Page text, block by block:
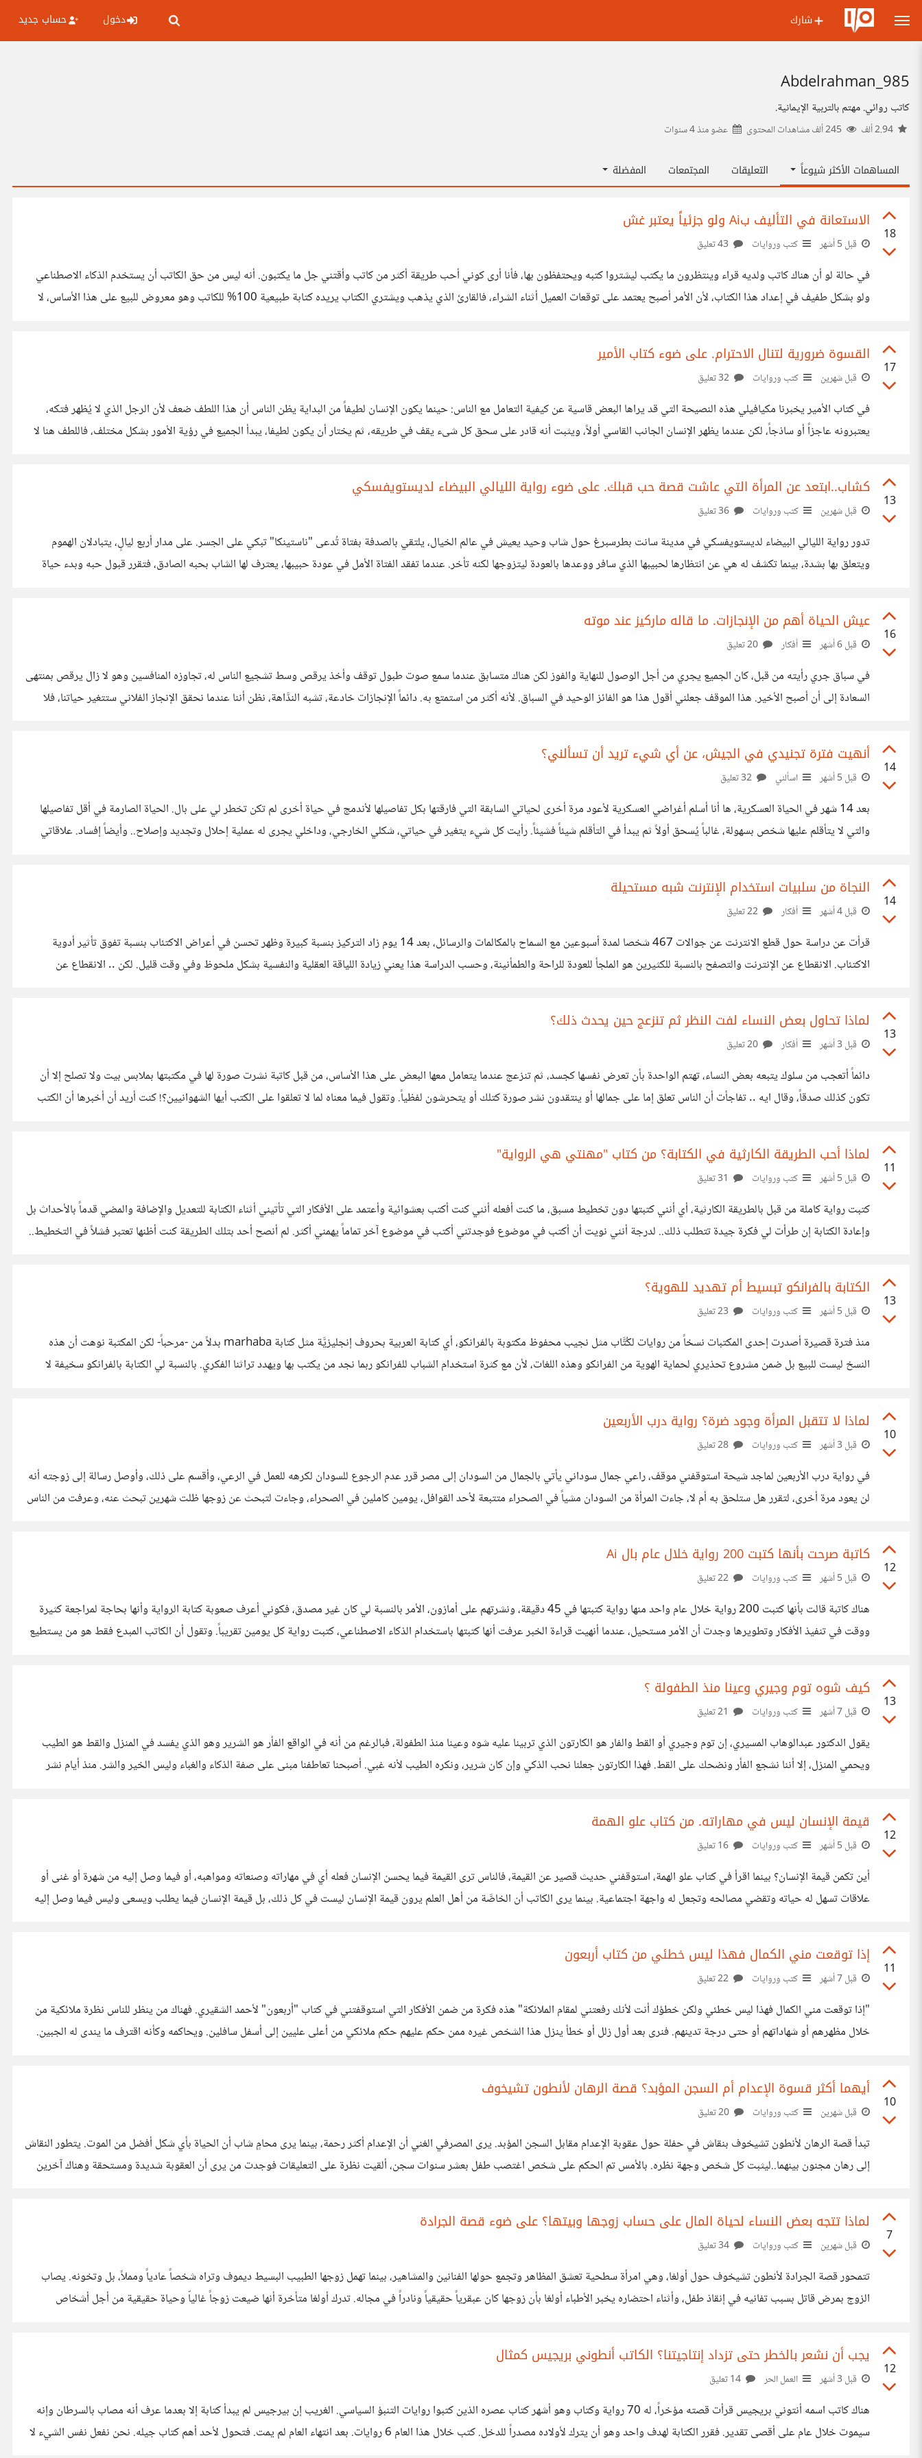
شارك دخول حساب جديد
Abdelrahman_985
كاتب روائي. مهتم بالتربية الإيمانية.
عضو منذ4 سنوات
المساهمات الأكثر شيوعاً التعليقات المجتمعات المفضلة
18
الاستعانة في التأليف بAi ولو جزئياً يعتبر غش
قبل 5 أشهر كتب وروايات
في حالة لو أن هناك كاتب ولديه قراء وينتظرون ما يكتب ليشتروا كتبه ويحتفظون بها، فأنا أرى كوني أحب طريقة أكثر من كاتب وأقتني جل ما يكتبون. أنه ليس من حق الكاتب أن يستخدم الذكاء الاصطناعي
ولو بشكل طفيف في إعداد هذا الكتاب، لأن الأمر أصبح يعتمد على توقعات العميل أثناء الشراء، فالقارئ الذي يذهب ويشتري الكتاب يريده كتابة طبيعية 100% للكاتب وهو معروض للبيع على هذا الأساس، لا
17
القسوة ضرورية لتنال الاحترام. على ضوء كتاب الأمير
قبل شهرين كتب وروايات
في كتاب الأمير يخبرنا مكيافيلي هذه النصيحة التي قد يراها البعض قاسية عن كيفية التعامل مع الناس: حينما يكون الإنسان لطيفاً من البداية يظن الناس أن هذا اللطف ضعف لأن الرجل الذي لا يُظهر فتكه،
يعتبرونه عاجزاً أو ساذجاً، لكن عندما يظهر الإنسان الجانب القاسي أولاً، ويثبت أنه قادر على سحق كل شىء يقف في طريقه، ثم يختار أن يكون لطيفا، يبدأ الجميع في رؤية الأمور بشكل مختلف، فاللطف هنا لا
13
كشاب..ابتعد عن المرأة التي عاشت قصة حب قبلك. على ضوء رواية الليالي البيضاء لديستويفسكي
قبل شهرين كتب وروايات
تدور رواية الليالي البيضاء لديستويفسكي في مدينة سانت بطرسبرغ حول شاب وحيد يعيش في عالم الخيال، يلتقي بالصدفة بفتاة تُدعى "ناستينكا" تبكي على الجسر. على مدار أربع ليالٍ، يتبادلان الهموم
ويتعلق بها بشدة، بينما تكشف له هي عن انتظارها لحبيبها الذي سافر ووعدها بالعودة ليتزوجها لكنه تأخر. عندما تفقد الفتاة الأمل في عودة حبيبها، يعترف لها الشاب بحبه الصادق، فتقرر قبول حبه وبدء حياة
16
عيش الحياة أهم من الإنجازات. ما قاله ماركيز عند موته
قبل 6 أشهر أفكار
في سباق جري رأيته من قبل، كان الجميع يجري من أجل الوصول للنهاية والفوز لكن هناك متسابق عندما سمع صوت طبول توقف وأخذ يرقص وسط تشجيع الناس له، تجاوزه المنافسين وهو لا زال يرقص بمنتهى
السعادة إلى أن أصبح الأخير. هذا الموقف جعلني أقول هذا هو الفائز الوحيد في السباق. لأنه أكثر من استمتع به. دائماً الإنجازات خادعة، تشبه الندَّاهة، نظن أننا عندما نحقق الإنجاز الفلاني ستتغير حياتنا، فلا
14
أنهيت فترة تجنيدي في الجيش، عن أي شيء تريد أن تسألني؟
قبل 5 أشهر اسألني
بعد 14 شهر في الحياة العسكرية، ها أنا أسلم أغراضي العسكرية لأعود مرة أخرى لحياتي السابقة التي فارقتها بكل تفاصيلها لأندمج في حياة أخرى لم تكن تخطر لي على بال. الحياة الصارمة في أقل تفاصيلها
والتي لا يتأقلم عليها شخص بسهولة، غالباً يُسحق أولاً ثم يبدأ في التأقلم شيئاً فشيئاً. رأيت كل شيء يتغير في حياتي، شكلي الخارجي، وداخلي يجرى له عملية إحلال وتجديد وإصلاح.. وأيضاً إفساد. علاقاتي
14
النجاة من سلبيات استخدام الإنترنت شبه مستحيلة
قبل 4 أشهر أفكار
قرأت عن دراسة حول قطع الانترنت عن جوالات 467 شخصا لمدة أسبوعين مع السماح بالمكالمات والرسائل، بعد 14 يوم زاد التركيز بنسبة كبيرة وظهر تحسن في أعراض الاكتئاب بنسبة تفوق تأثير أدوية
الاكتئاب. الانقطاع عن الإنترنت والتصفح بالنسبة للكثيرين هو الملجأ للعودة للراحة والطمأنينة، وحسب الدراسة هذا يعني زيادة اللياقة العقلية والنفسية بشكل ملحوظ وفي وقت قليل. لكن .. الانقطاع عن
13
لماذا تحاول بعض النساء لفت النظر ثم تنزعج حين يحدث ذلك؟
قبل 3 أشهر أفكار
دائماً أتعجب من سلوك يتبعه بعض النساء، تهتم الواحدة بأن تعرض نفسها كجسد، ثم تنزعج عندما يتعامل معها البعض على هذا الأساس، من قبل كاتبة نشرت صورة لها في مكتبتها بملابس بيت ولا تصلح إلا أن
تكون كذلك صدقاً، وقال ايه .. تفاجأت أن الناس تعلق إما على جمالها أو ينتقدون نشر صورة كتلك أو يتحرشون لفظياً. وتقول فيما معناه لما لا تعلقوا على الكتب أيها الشهوانيين؟! كنت أريد أن أخبرها أن الكتب
11
لماذا أحب الطريقة الكارثية في الكتابة؟ من كتاب "مهنتي هي الرواية"
قبل 5 أشهر كتب وروايات
كتبت رواية كاملة من قبل بالطريقة الكارثية، أي أنني كتبتها دون تخطيط مسبق، ما كنت أفعله أنني كنت أكتب بعشوائية وأعتمد على الأفكار التي تأتيني أثناء الكتابة للتعديل والإضافة والمضي قدماً بالأحداث بل
وإعادة الكتابة إن طرأت لي فكرة جيدة تتطلب ذلك.. لدرجة أنني نويت أن أكتب في موضوع فوجدتني أكتب في موضوع آخر تماماً يهمني أكثر. لم أنصح أحد بتلك الطريقة كنت أظنها تعتبر فشلاً في التخطيط..
13
الكتابة بالفرانكو تبسيط أم تهديد للهوية؟
قبل 5 أشهر كتب وروايات
منذ فترة قصيرة أصدرت إحدى المكتبات نسخاً من روايات لكُتَّاب مثل نجيب محفوظ مكتوبة بالفرانكو، أي كتابة العربية بحروف إنجليزيَّة مثل كتابة marhaba بدلاً من -مرحباً- لكن المكتبة نوهت أن هذه
النسخ ليست للبيع بل ضمن مشروع تحذيري لحماية الهوية من الفرانكو وهذه اللغات، لأن مع كثرة استخدام الشباب للفرانكو ربما نجد من يكتب بها ويهدد تراثنا الفكري. بالنسبة لي الكتابة بالفرانكو سخيفة لا
10
لماذا لا تتقبل المرأة وجود ضرة؟ رواية درب الأربعين
قبل 3 أشهر كتب وروايات
في رواية درب الأربعين لماجد شيحة استوقفني موقف، راعي جمال سوداني يأتي بالجمال من السودان إلى مصر قرر عدم الرجوع للسودان لكرهه للعمل في الرعي، وأقسم على ذلك، وأوصل رسالة إلى زوجته أنه
لن يعود مرة أخرى، لتقرر هل ستلحق به أم لا، جاءت المرأة من السودان مشياً في الصحراء متتبعة لأحد القوافل، يومين كاملين في الصحراء، وجاءت لتبحث عن زوجها ظلت شهرين تبحث عنه، وعرفت من الناس
12
كاتبة صرحت بأنها كتبت 200 رواية خلال عام بال Ai
قبل 5 أشهر كتب وروايات
هناك كاتبة قالت بأنها كتبت 200 رواية خلال عام واحد منها رواية كتبتها في 45 دقيقة، ونشرتهم على أمازون، الأمر بالنسبة لي كان غير مصدق، فكوني أعرف صعوبة كتابة الرواية وأنها بحاجة لمراجعة كثيرة
ووقت في تنفيذ الأفكار وتطويرها وجدت أن الأمر مستحيل، عندما أنهيت قراءة الخبر عرفت أنها كتبتها باستخدام الذكاء الاصطناعي، كتبت رواية كل يومين تقريباً. وتقول أن الكاتب المبدع فقط هو من يستطيع
13
كيف شوه توم وجيري وعينا منذ الطفولة ؟
قبل 7 أشهر كتب وروايات
يقول الدكتور عبدالوهاب المسيري، إن توم وجيري أو القط والفار هو الكارتون الذي تربينا عليه شوه وعينا منذ الطفولة، فبالرغم من أنه في الواقع الفأر هو الشرير وهو الذي يفسد في المنزل والقط هو الطيب
ويحمي المنزل، إلا أننا نشجع الفأر ونضحك على القط. فهذا الكارتون جعلنا نحب الذكي وإن كان شرير، ونكره الطيب لأنه غبي. أصبحنا تعاطفنا مبنى على صفة الذكاء والغباء وليس الخير والشر. منذ أيام نشر
12
قيمة الإنسان ليس في مهاراته. من كتاب علو الهمة
قبل 5 أشهر كتب وروايات
أين تكمن قيمة الإنسان؟ بينما اقرأ في كتاب علو الهمة، استوقفني حديث قصير عن القيمة، فالناس ترى القيمة فيما يحسن الإنسان فعله أي في مهاراته وصنعاته ومواهبه، أو فيما وصل إليه من شهرة أو غنى أو
علاقات تسهل له حياته وتقضي مصالحه وتجعل له واجهة اجتماعية. بينما يرى الكاتب أن الخاصَّة من أهل العلم يرون قيمة الإنسان ليست في كل ذلك، بل قيمة الإنسان فيما يطلب ويسعى وليس فيما وصل إليه
11
إذا توقعت مني الكمال فهذا ليس خطئي من كتاب أربعون
قبل 7 أشهر كتب وروايات
"إذا توقعت مني الكمال فهذا ليس خطئي ولكن خطؤك أنت لأنك رفعتني لمقام الملائكة" هذه فكرة من ضمن الأفكار التي استوقفتني في كتاب "أربعون" لأحمد الشقيري. فهناك من ينظر للناس نظرة ملائكية من
خلال مظهرهم أو شهاداتهم أو حتى درجة تدينهم. فنرى بعد أول زلل أو خطأ ينزل هذا الشخص غيره ممن حكم عليهم حكم ملائكي من أعلى عليين إلى أسفل سافلين. ويحاكمه وكأنه اقترف ما يندى له الجبين.
10
أيهما أكثر قسوة الإعدام أم السجن المؤبد؟ قصة الرهان لأنطون تشيخوف
قبل شهرين كتب وروايات
تبدأ قصة الرهان لأنطون تشيخوف بنقاش في حفلة حول عقوبة الإعدام مقابل السجن المؤبد. يرى المصرفي الغني أن الإعدام أكثر رحمة، بينما يرى محامٍ شاب أن الحياة بأي شكل أفضل من الموت. يتطور النقاش
إلى رهان مجنون بينهما..ليثبت كل شخص وجهة نظره. بالأمس تم الحكم على شخص اغتصب طفل بعشر سنوات سجن، ألقيت نظرة على التعليقات فوجدت من يرى أن العقوبة شديدة ومستحقة وهناك آخرين
7
لماذا تتجه بعض النساء لحياة المال على حساب زوجها وبيتها؟ على ضوء قصة الجرادة
قبل شهرين كتب وروايات
تتمحور قصة الجرادة لأنطون تشيخوف حول أولغا، وهي امرأة سطحية تعشق المظاهر وتجمع حولها الفنانين والمشاهير، بينما تهمل زوجها الطبيب البسيط ديموف وتراه شخصاً عادياً ومملاً، بل وتخونه. يصاب
الزوج بمرض قاتل بسبب تفانيه في إنقاذ طفل، وأثناء احتضاره يخبر الأطباء أولغا بأن زوجها كان عبقرياً حقيقياً ونادراً في مجاله. تدرك أولغا متأخرة أنها ضيعت زوجاً غالياّ وحياة حقيقية من أجل أشخاص
12
يجب أن نشعر بالخطر حتى تزداد إنتاجيتنا؟ الكاتب أنطوني بريجيس كمثال
قبل 3 أشهر العمل الحر
هناك كاتب اسمه أنتوني بريجيس قرأت قصته مؤخراً، له 70 رواية وكتاب وهو أشهر كتاب عصره الذين كتبوا روايات التنبؤ السياسي. الغريب إن بيرجيس لم يبدأ كتابة إلا بعدما عرف أنه مصاب بالسرطان وإنه
سيموت خلال عام على أقصى تقدير. فقرر الكتابة لهدف واحد وهو أن يترك لأولاده مصدراً للدخل. كتب خلال هذا العام 6 روايات. بعد انتهاء العام لم يمت. فتحول لأحد أهم كتاب جيله. نحن نفعل نفس الشيء لا